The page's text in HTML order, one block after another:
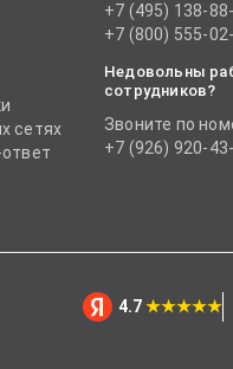
сетях
+7 (495) 138-
+7 (800) 555-
Недовольны
сотрудников?
Звоните по
+7 (926) 920-
4.7★★★★★